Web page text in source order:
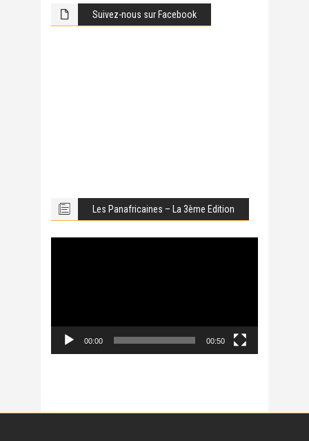
Suivez-nous sur Facebook
Les Panafricaines – La 3ème Edition
00:00 00:50